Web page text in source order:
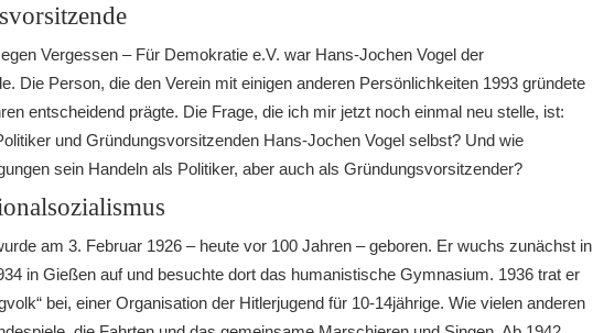
Vergessen – Für Demokratie e.V. war Hans-Jochen Vogel der
Die Person, die den Verein mit einigen anderen Persönlichkeiten 1993 gründete
entscheidend prägte. Die Frage, die ich mir jetzt noch einmal neu stelle, ist:
und Gründungsvorsitzenden Hans-Jochen Vogel selbst? Und wie
sein Handeln als Politiker, aber auch als Gründungsvorsitzender?
am 3. Februar 1926 – heute vor 100 Jahren – geboren. Er wuchs zunächst in
in Gießen auf und besuchte dort das humanistische Gymnasium. 1936 trat er
bei, einer Organisation der Hitlerjugend für 10-14jährige. Wie vielen anderen